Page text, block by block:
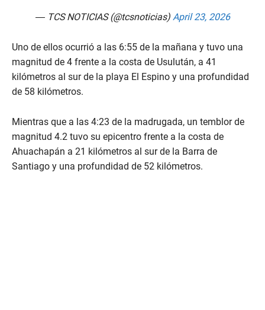
— TCS NOTICIAS (@tcsnoticias) April 23, 2026
Uno de ellos ocurrió a las 6:55 de la mañana y tuvo una
magnitud de 4 frente a la costa de Usulután, a 41
kilómetros al sur de la playa El Espino y una profundidad
de 58 kilómetros.
Mientras que a las 4:23 de la madrugada, un temblor de
magnitud 4.2 tuvo su epicentro frente a la costa de
Ahuachapán a 21 kilómetros al sur de la Barra de
Santiago y una profundidad de 52 kilómetros.